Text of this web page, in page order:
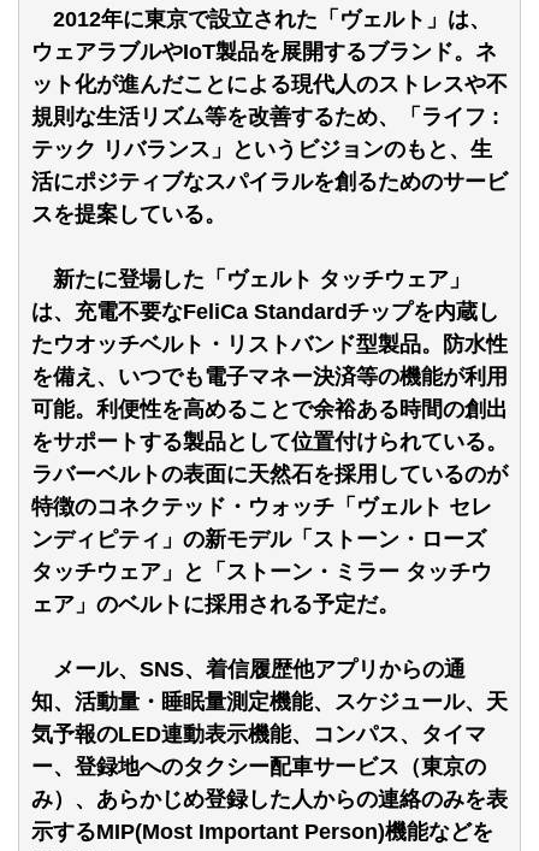
2012年に東京で設立された「ヴェルト」は、
ウェアラブルやIoT製品を展開するブランド。ネ
ット化が進んだことによる現代人のストレスや不
規則な生活リズム等を改善するため、「ライフ :
テック リバランス」というビジョンのもと、生
活にポジティブなスパイラルを創るためのサービ
スを提案している。
新たに登場した「ヴェルト タッチウェア」
は、充電不要なFeliCa Standardチップを内蔵し
たウオッチベルト・リストバンド型製品。防水性
を備え、いつでも電子マネー決済等の機能が利用
可能。利便性を高めることで余裕ある時間の創出
をサポートする製品として位置付けられている。
ラバーベルトの表面に天然石を採用しているのが
特徴のコネクテッド・ウォッチ「ヴェルト セレ
ンディピティ」の新モデル「ストーン・ローズ
タッチウェア」と「ストーン・ミラー タッチウ
ェア」のベルトに採用される予定だ。
メール、SNS、着信履歴他アプリからの通
知、活動量・睡眠量測定機能、スケジュール、天
気予報のLED連動表示機能、コンパス、タイマ
ー、登録地へのタクシー配車サービス（東京の
み）、あらかじめ登録した人からの連絡のみを表
示するMIP(Most Important Person)機能などを